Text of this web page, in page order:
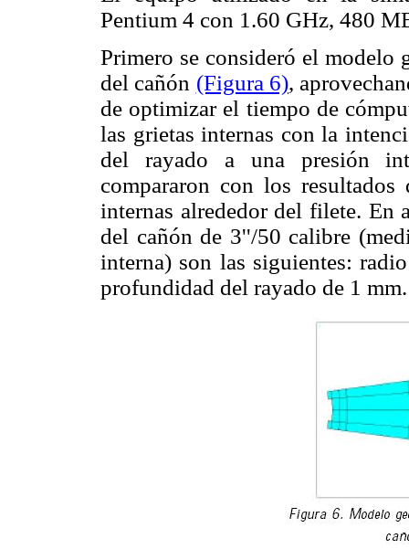
Pentium 4 con 1.60 GHz, 480
Primero se consideró el modelo
del cañón (Figura 6),
de optimizar el tiempo de
las grietas internas con la
del rayado a una presión
compararon con los
internas alrededor del filete. En
del cañón de 3''/50 calibre
interna) son las siguientes:
profundidad del rayado de 1 mm.